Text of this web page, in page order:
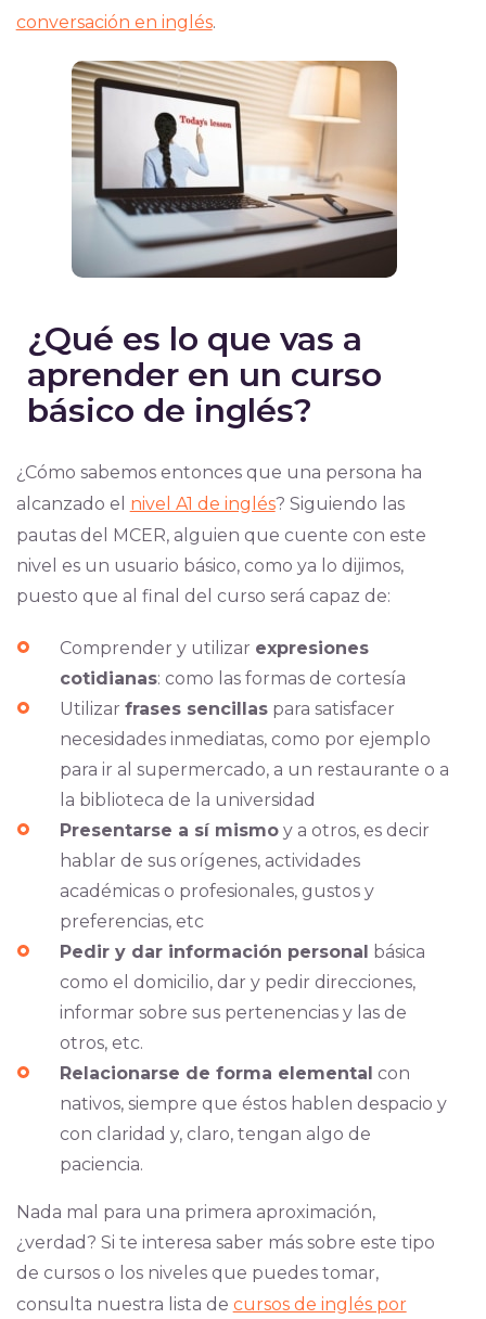
conversación en inglés.
¿Qué es lo que vas a
aprender en un curso
básico de inglés?
¿Cómo sabemos entonces que una persona ha
alcanzado el nivel A1 de inglés? Siguiendo las
pautas del MCER, alguien que cuente con este
nivel es un usuario básico, como ya lo dijimos,
puesto que al final del curso será capaz de:
Comprender y utilizar expresiones
cotidianas: como las formas de cortesía
Utilizar frases sencillaspara satisfacer
necesidades inmediatas, como por ejemplo
para ir al supermercado, a un restaurante o a
la biblioteca de la universidad
Presentarse a sí mismoy a otros, es decir
hablar de sus orígenes, actividades
académicas o profesionales, gustos y
preferencias, etc
Pedir y dar información personal básica
como el domicilio, dar y pedir direcciones,
informar sobre sus pertenencias y las de
otros, etc.
Relacionarse de forma elemental con
nativos, siempre que éstos hablen despacio y
con claridad y, claro, tengan algo de
paciencia.
Nada mal para una primera aproximación,
¿verdad? Si te interesa saber más sobre este tipo
de cursos o los niveles que puedes tomar,
consulta nuestra lista de cursos de inglés por